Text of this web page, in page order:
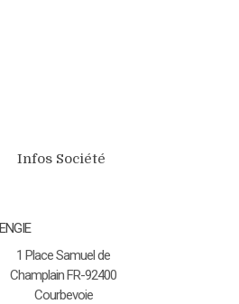
Infos Société
ENGIE
1 Place Samuel de
Champlain FR-92400
Courbevoie